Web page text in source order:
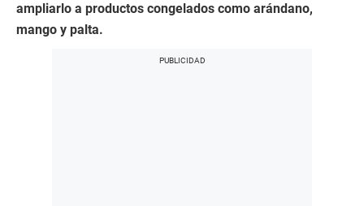
ampliarlo a productos congelados como arándano,
mango y palta.